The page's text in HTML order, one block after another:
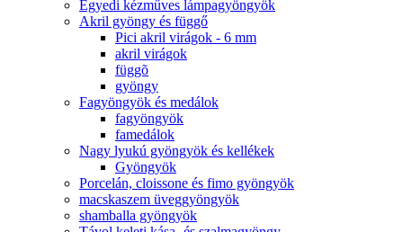
Egyedi kézműves lámpagyöngyök
Akril gyöngy és függő
Pici akril virágok - 6 mm
akril virágok
függõ
gyöngy
Fagyöngyök és medálok
fagyöngyök
famedálok
Nagy lyukú gyöngyök és kellékek
Gyöngyök
Porcelán, cloissone és fimo gyöngyök
macskaszem üveggyöngyök
shamballa gyöngyök